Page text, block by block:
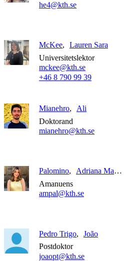
he4@kth.se
McKee
Lauren Sara
Universitetslektor
mckee@kth.se
+46 8 790 99 39
Mianehro
Ali
Doktorand
mianehro@kth.se
Palomino
Adriana Madeleine
Amanuens
ampal@kth.se
Pedro Trigo
João
Postdoktor
joaopt@kth.se